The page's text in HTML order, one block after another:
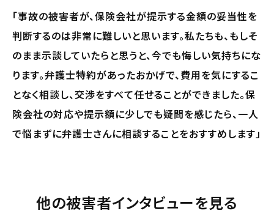
「事故の被害者が、保険会社が提示する金額の妥当性を
判断するのは非常に難しいと思います。私たちも、もしそ
のまま示談していたらと思うと、今でも悔しい気持ちにな
ります。弁護士特約があったおかげで、費用を気にするこ
となく相談し、交渉をすべて任せることができました。保
険会社の対応や提示額に少しでも疑問を感じたら、一人
で悩まずに弁護士さんに相談することをおすすめします」
他の被害者インタビューを見る